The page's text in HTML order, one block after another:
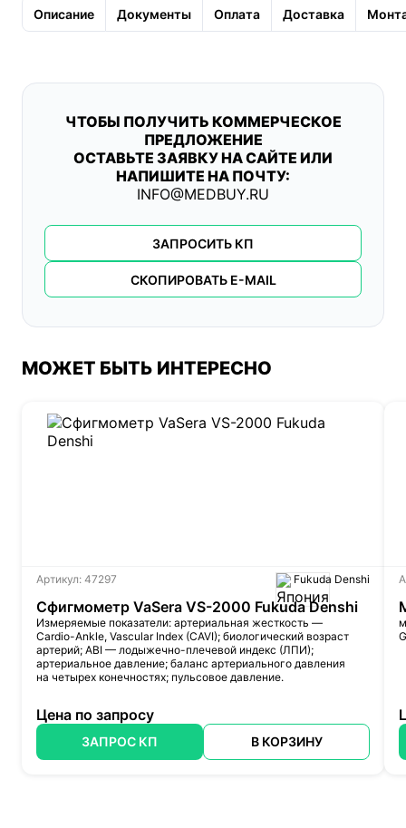
Описание Документы Оплата Доставка
ЧТОБЫ ПОЛУЧИТЬ КОММЕРЧЕСКОЕ
ПРЕДЛОЖЕНИЕ
ОСТАВЬТЕ ЗАЯВКУ НА САЙТЕ ИЛИ
НАПИШИТЕ НА ПОЧТУ:
INFO@MEDBUY.RU
ЗАПРОСИТЬ КП
СКОПИРОВАТЬ E-MAIL
МОЖЕТ БЫТЬ ИНТЕРЕСНО
Артикул: 47297 Fukuda Denshi
Сфигмометр VaSera VS-2000 Fukuda Denshi
Измеряемые показатели: артериальная жесткость —
Cardio-Ankle, Vascular Index (CAVI); биологический возраст
артерий; ABI — лодыжечно-плечевой индекс (ЛПИ);
артериальное давление; баланс артериального давления
на четырех конечностях; пульсовое давление.
Цена по запросу
ЗАПРОС КП В КОРЗИНУ